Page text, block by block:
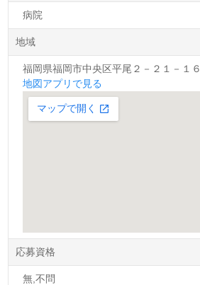
病院
地域
福岡県福岡市中央区平尾２－２１－１６
地図アプリで見る
応募資格
無,不問